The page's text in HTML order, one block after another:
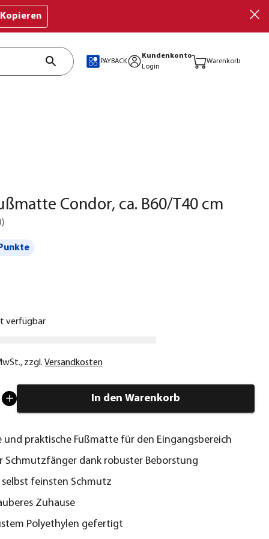
Kopieren
PAYBACK
Kundenkonto
Login
Warenkorb
Condor, ca. B60/T40 cm
)
verfügbar
, zzgl. Versandkosten
In den Warenkorb
und praktische Fußmatte für den Eingangsbereich
Schmutzfänger dank robuster Beborstung
feinsten Schmutz
Zuhause
Polyethylen gefertigt